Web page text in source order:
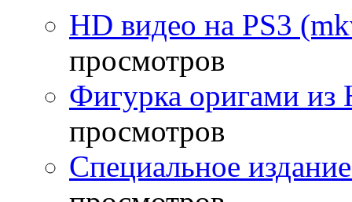
HD видео на PS3
просмотров
Фигурка оригами из
просмотров
Специальное